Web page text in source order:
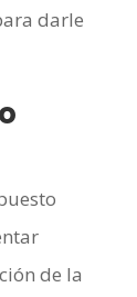
darle
de la